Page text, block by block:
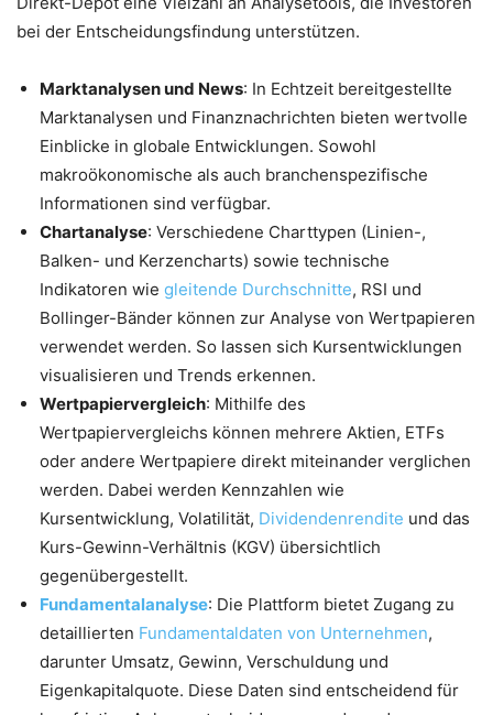
bei der Entscheidungsfindung unterstützen.
Marktanalysen und News: In Echtzeit bereitgestellte
Marktanalysen und Finanznachrichten bieten wertvolle
Einblicke in globale Entwicklungen. Sowohl
makroökonomische als auch branchenspezifische
Informationen sind verfügbar.
Chartanalyse: Verschiedene Charttypen (Linien-,
Balken- und Kerzencharts) sowie technische
Indikatoren wie gleitende Durchschnitte, RSI und
Bollinger-Bänder können zur Analyse von Wertpapieren
verwendet werden. So lassen sich Kursentwicklungen
visualisieren und Trends erkennen.
Wertpapiervergleich: Mithilfe des
Wertpapiervergleichs können mehrere Aktien, ETFs
oder andere Wertpapiere direkt miteinander verglichen
werden. Dabei werden Kennzahlen wie
Kursentwicklung, Volatilität, Dividendenrendite und das
Kurs-Gewinn-Verhältnis (KGV) übersichtlich
gegenübergestellt.
Fundamentalanalyse: Die Plattform bietet Zugang zu
detaillierten Fundamentaldaten von Unternehmen,
darunter Umsatz, Gewinn, Verschuldung und
Eigenkapitalquote. Diese Daten sind entscheidend für